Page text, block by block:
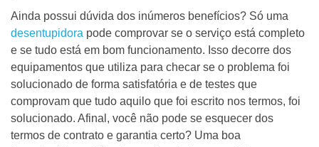
Ainda possui dúvida dos inúmeros benefícios? Só uma
desentupidora pode comprovar se o serviço está completo
e se tudo está em bom funcionamento. Isso decorre dos
equipamentos que utiliza para checar se o problema foi
solucionado de forma satisfatória e de testes que
comprovam que tudo aquilo que foi escrito nos termos, foi
solucionado. Afinal, você não pode se esquecer dos
termos de contrato e garantia certo? Uma boa